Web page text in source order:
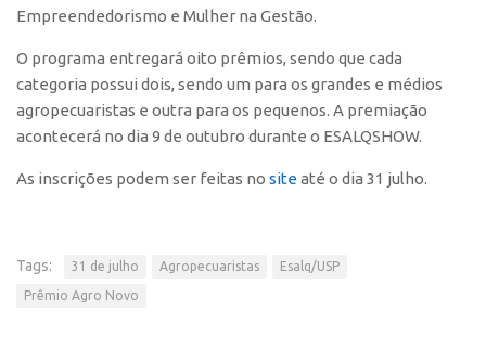
Inteligência Competitiva
Editais
Pesquisa na USP
EMBRAPIIs
CPEs
Empreendedorismo e Mulher na Gestão.
O programa entregará oito prêmios, sendo que cada
categoria possui dois, sendo um para os grandes e médios
agropecuaristas e outra para os pequenos. A premiação
acontecerá no dia 9 de outubro durante o ESALQSHOW.
As inscrições podem ser feitas no siteaté o dia 31 julho.
Tags: 31 de julho Agropecuaristas Esalq/USP
Prêmio Agro Novo